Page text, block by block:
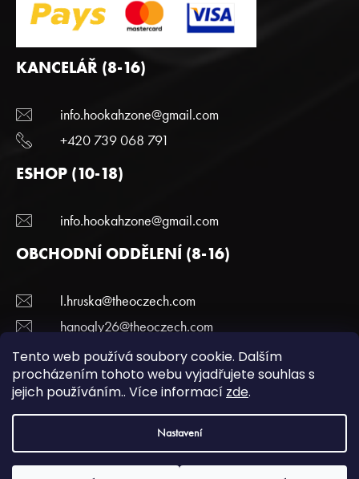
Tento web používá soubory cookie. Dalším
procházením tohoto webu vyjadřujete souhlas s
jejich používáním.. Více informací zde.
Nastavení
KANCELÁŘ (8-16)
info.hookahzone@gmail.com
+420 739 068 791
ESHOP (10-18)
info.hookahzone@gmail.com
OBCHODNÍ ODDĚLENÍ (8-16)
l.hruska@theoczech.com
hanogly26@theoczech.com
+420 774 395 836
webotvurci